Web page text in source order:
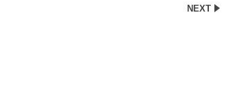
NEXT